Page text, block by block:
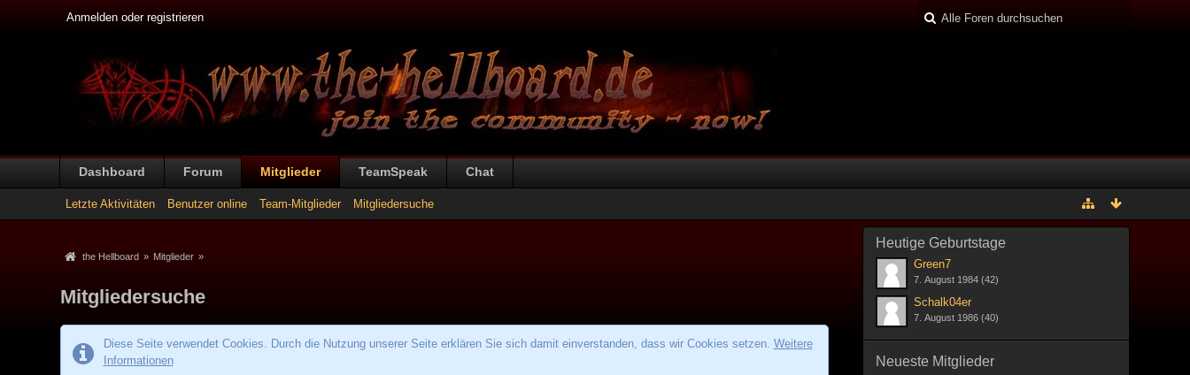
Anmelden oder registrieren
Dashboard Forum Mitglieder TeamSpeak Chat
Letzte Aktivitäten Benutzer online Team-Mitglieder Mitgliedersuche
the Hellboard » Mitglieder »
Mitgliedersuche
Diese Seite verwendet Cookies. Durch die Nutzung unserer Seite erklären Sie sich damit einverstanden, dass wir Cookies setzen. Weitere
Informationen
Heutige Geburtstage
Green7
7. August 1984 (42)
Schalk04er
7. August 1986 (40)
Neueste Mitglieder